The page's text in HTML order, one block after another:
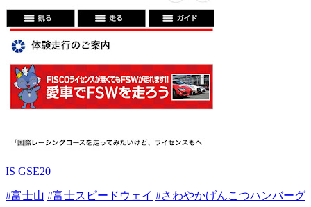
IS GSE20
#富士山 #富士スピードウェイ #さわやかげんこつハンバーグ